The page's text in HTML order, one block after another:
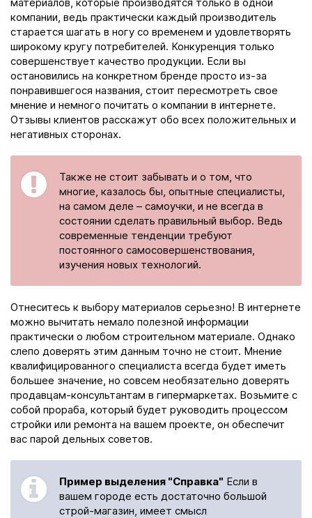
компании, ведь практически каждый производитель
старается шагать в ногу со временем и удовлетворять
широкому кругу потребителей. Конкуренция только
совершенствует качество продукции. Если вы
остановились на конкретном бренде просто из-за
понравившегося названия, стоит пересмотреть свое
мнение и немного почитать о компании в интернете.
Отзывы клиентов расскажут обо всех положительных и
негативных сторонах.
Также не стоит забывать и о том, что
многие, казалось бы, опытные специалисты,
на самом деле – самоучки, и не всегда в
состоянии сделать правильный выбор. Ведь
современные тенденции требуют
постоянного самосовершенствования,
изучения новых технологий.
Отнеситесь к выбору материалов серьезно! В интернете
можно вычитать немало полезной информации
практически о любом строительном материале. Однако
слепо доверять этим данным точно не стоит. Мнение
квалифицированного специалиста всегда будет иметь
большее значение, но совсем необязательно доверять
продавцам-консультантам в гипермаркетах. Возьмите с
собой прораба, который будет руководить процессом
стройки или ремонта на вашем проекте, он обеспечит
вас парой дельных советов.
Пример выделения "Справка" Если в
вашем городе есть достаточно большой
строй-магазин, имеет смысл